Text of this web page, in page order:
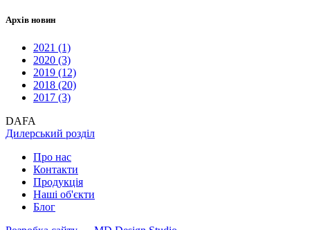
Архів новин
2021 (1)
2020 (3)
2019 (12)
2018 (20)
2017 (3)
DAFA
Дилерський розділ
Про нас
Контакти
Продукцiя
Наші об'єкти
Блог